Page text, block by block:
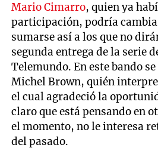
Mario Cimarro, quien ya
participación, podría
sumarse así a los que no
segunda entrega de la serie
Telemundo. En este bando
Michel Brown, quién
el cual agradeció la
claro que está pensando en
el momento, no le interesa
del pasado.